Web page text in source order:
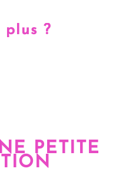
plus ?
PETITE